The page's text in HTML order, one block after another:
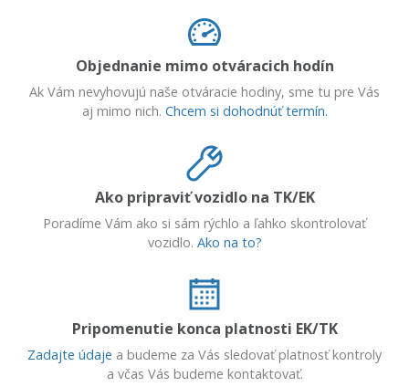
Objednanie mimo otváracich hodín
Ak Vám nevyhovujú naše otváracie hodiny, sme tu pre Vás
aj mimo nich. Chcem si dohodnúť termín.
Ako pripraviť vozidlo na TK/EK
Poradíme Vám ako si sám rýchlo a ľahko skontrolovať
vozidlo. Ako na to?
Pripomenutie konca platnosti EK/TK
Zadajte údaje a budeme za Vás sledovať platnosť kontroly
a včas Vás budeme kontaktovať.